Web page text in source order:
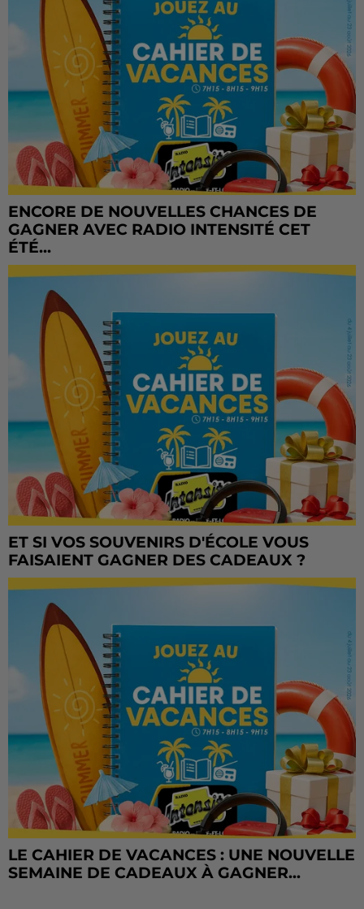
ENCORE DE NOUVELLES CHANCES DE
GAGNER AVEC RADIO INTENSITÉ CET
ÉTÉ...
ET SI VOS SOUVENIRS D'ÉCOLE VOUS
FAISAIENT GAGNER DES CADEAUX ?
LE CAHIER DE VACANCES : UNE NOUVELLE
SEMAINE DE CADEAUX À GAGNER...